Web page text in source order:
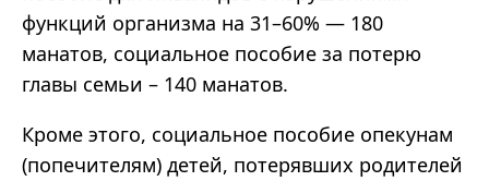
функций организма на 31–60% — 180
манатов, социальное пособие за потерю
главы семьи – 140 манатов.
Кроме этого, социальное пособие опекунам
(попечителям) детей, потерявших родителей